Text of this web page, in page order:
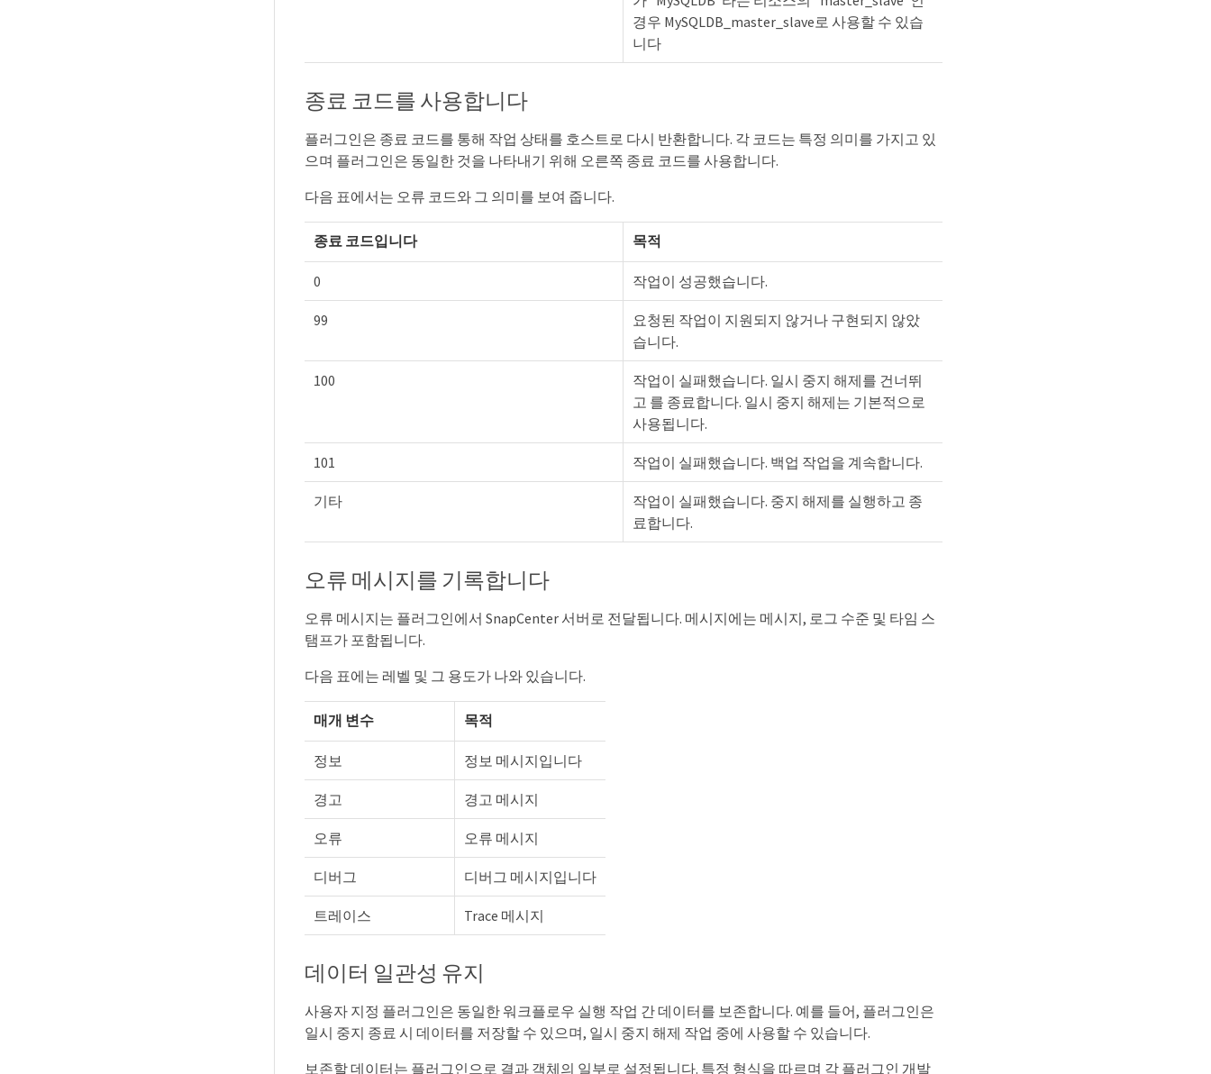
경우 MySQLDB_master_slave로 사용할 수 있습
니다
종료 코드를 사용합니다
플러그인은 종료 코드를 통해 작업 상태를 호스트로 다시 반환합니다. 각 코드는 특정 의미를 가지고 있
으며 플러그인은 동일한 것을 나타내기 위해 오른쪽 종료 코드를 사용합니다.
다음 표에서는 오류 코드와 그 의미를 보여 줍니다.
종료 코드입니다 목적
0 작업이 성공했습니다.
99
요청된 작업이 지원되지 않거나 구현되지 않았
습니다.
100
작업이 실패했습니다. 일시 중지 해제를 건너뛰
고 를 종료합니다. 일시 중지 해제는 기본적으로
사용됩니다.
101 작업이 실패했습니다. 백업 작업을 계속합니다.
기타
작업이 실패했습니다. 중지 해제를 실행하고 종
료합니다.
오류 메시지를 기록합니다
오류 메시지는 플러그인에서 SnapCenter 서버로 전달됩니다. 메시지에는 메시지, 로그 수준 및 타임 스
탬프가 포함됩니다.
다음 표에는 레벨 및 그 용도가 나와 있습니다.
매개 변수 목적
정보 정보 메시지입니다
경고 경고 메시지
오류 오류 메시지
디버그 디버그 메시지입니다
트레이스 Trace 메시지
데이터 일관성 유지
사용자 지정 플러그인은 동일한 워크플로우 실행 작업 간 데이터를 보존합니다. 예를 들어, 플러그인은
일시 중지 종료 시 데이터를 저장할 수 있으며, 일시 중지 해제 작업 중에 사용할 수 있습니다.
보존할 데이터는 플러그인으로 결과 객체의 일부로 설정됩니다. 특정 형식을 따르며 각 플러그인 개발